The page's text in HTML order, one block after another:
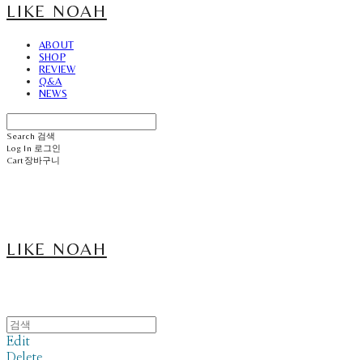
LIKE NOAH
ABOUT
SHOP
REVIEW
Q&A
NEWS
Search 검색
Log In 로그인
Cart장바구니
LIKE NOAH
Edit